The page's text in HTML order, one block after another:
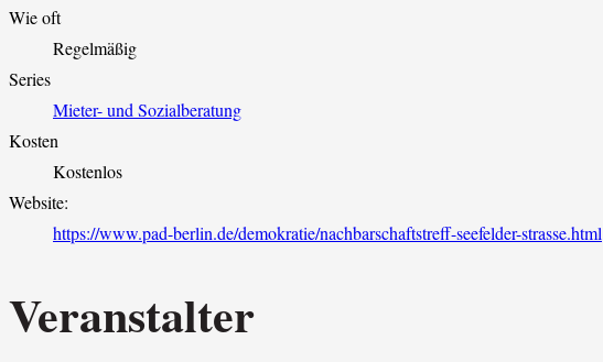
Wie oft
Regelmäßig
Series
Mieter- und Sozialberatung
Kosten
Kostenlos
Website:
https://www.pad-berlin.de/demokratie/nachbarschaftstreff-seefelder-strasse.html
Veranstalter